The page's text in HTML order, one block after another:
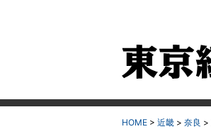
HOME > 近畿 > 奈良 >